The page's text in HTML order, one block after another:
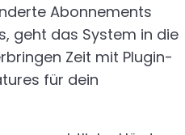
Abonnements
geht das System in die
Zeit mit Plugin-
für dein